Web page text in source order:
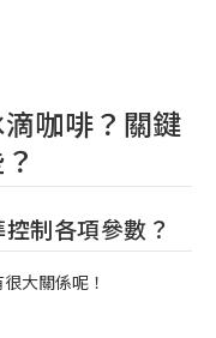
咖啡？關鍵
制各項參數？
大關係呢！